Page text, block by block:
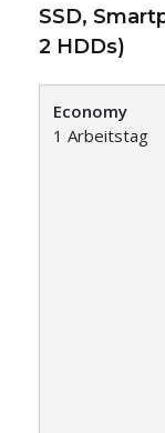
SSD,
2 HDDs)
Economy
1 Arbeitstag